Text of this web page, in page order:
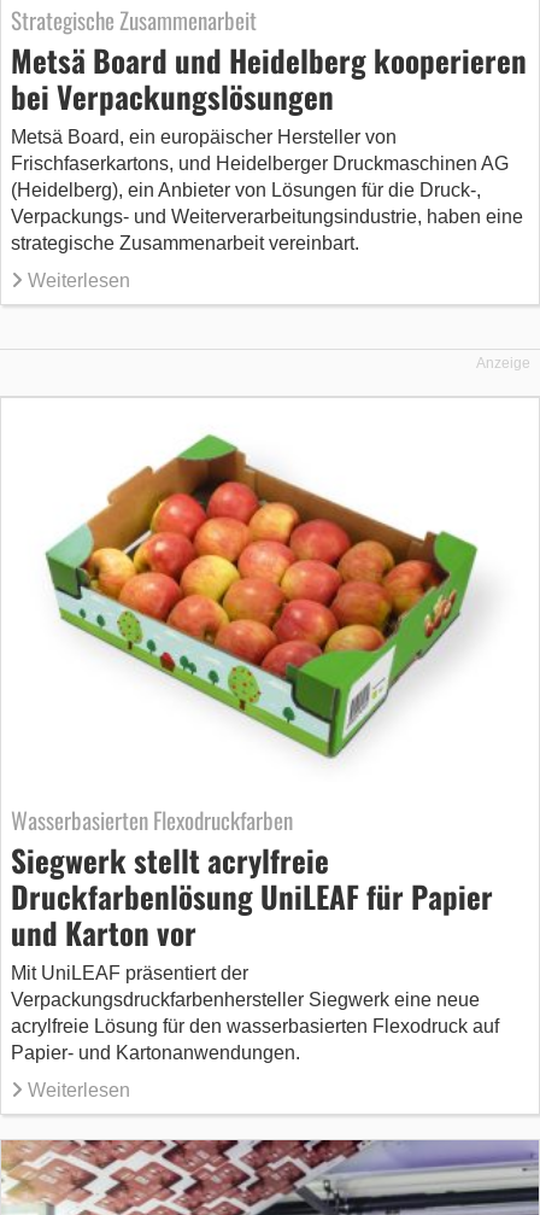
Strategische Zusammenarbeit
Metsä Board und Heidelberg kooperieren
bei Verpackungslösungen
Metsä Board, ein europäischer Hersteller von
Frischfaserkartons, und Heidelberger Druckmaschinen AG
(Heidelberg), ein Anbieter von Lösungen für die Druck-,
Verpackungs- und Weiterverarbeitungsindustrie, haben eine
strategische Zusammenarbeit vereinbart.
Weiterlesen
Anzeige
Wasserbasierten Flexodruckfarben
Siegwerk stellt acrylfreie
Druckfarbenlösung UniLEAF für Papier
und Karton vor
Mit UniLEAF präsentiert der
Verpackungsdruckfarbenhersteller Siegwerk eine neue
acrylfreie Lösung für den wasserbasierten Flexodruck auf
Papier- und Kartonanwendungen.
Weiterlesen